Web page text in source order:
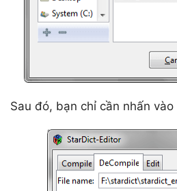
Sau đó, bạn chỉ cần nhấn vào